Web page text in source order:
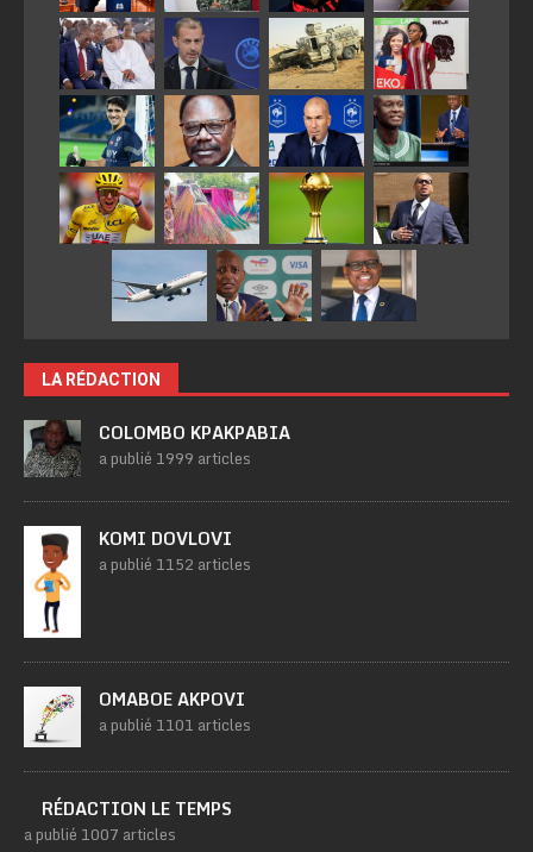
LA RÉDACTION
COLOMBO KPAKPABIA
a publié 1999 articles
KOMI DOVLOVI
a publié 1152 articles
OMABOE AKPOVI
a publié 1101 articles
RÉDACTION LE TEMPS
a publié 1007 articles